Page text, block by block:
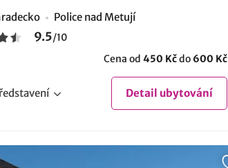
Police nad Metují
9.5/10
Cena od 450 Kčdo 600 Kč
Detail ubytování